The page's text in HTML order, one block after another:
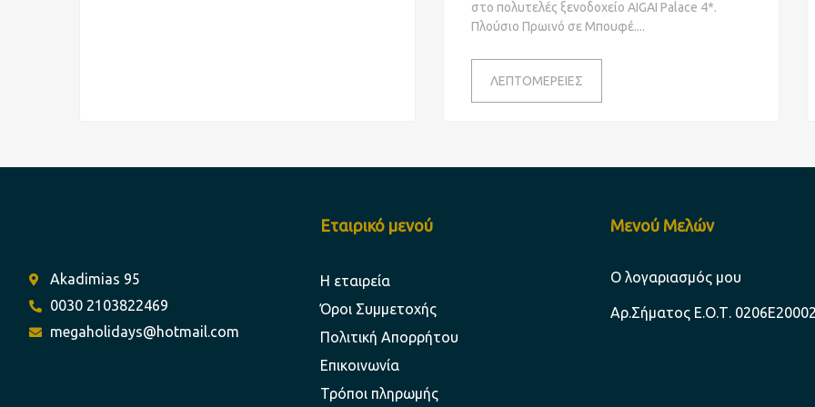
στο πολυτελές ξενοδοχείο AIGAI Palace 4*.
Πλούσιο Πρωινό σε Μπουφέ.
ΛΕΠΤΟΜΕΡΕΙΕΣ
Akadimias 95
0030 2103822469
megaholidays@hotmail.com
Εταιρικό μενού
Η εταιρεία
Όροι Συμμετοχής
Πολιτική Απορρήτου
Επικοινωνία
Τρόποι πληρωμής
Μενού Μελών
Ο λογαριασμός μου
Aρ.Σήματος Ε.Ο.Τ.